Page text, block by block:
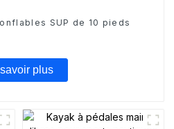
SUP de 10 pieds
plus